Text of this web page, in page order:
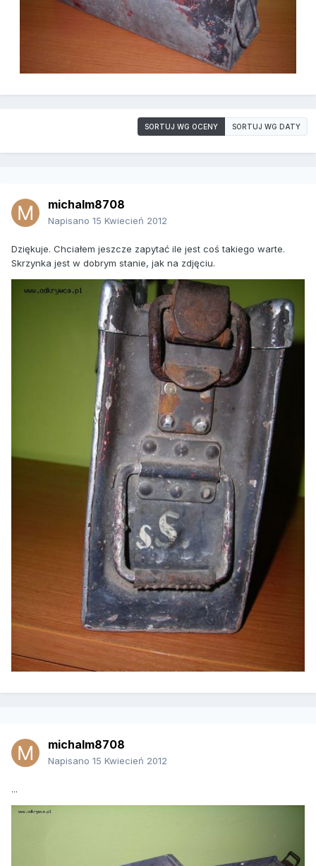
SORTUJ WG OCENY SORTUJ WG DATY
michalm8708
Napisano 15 Kwiecień 2012
Dziękuje. Chciałem jeszcze zapytać ile jest coś takiego warte.
Skrzynka jest w dobrym stanie, jak na zdjęciu.
michalm8708
Napisano 15 Kwiecień 2012
...